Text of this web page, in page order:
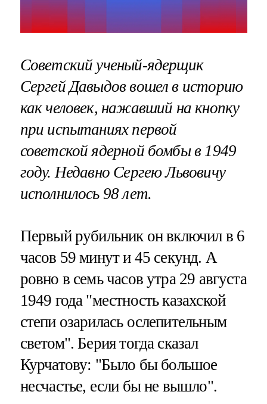
Советский ученый-ядерщик
Сергей Давыдов вошел в историю
как человек, нажавший на кнопку
при испытаниях первой
советской ядерной бомбы в 1949
году. Недавно Сергею Львовичу
исполнилось 98 лет.
Первый рубильник он включил в 6
часов 59 минут и 45 секунд. А
ровно в семь часов утра 29 августа
1949 года "местность казахской
степи озарилась ослепительным
светом". Берия тогда сказал
Курчатову: "Было бы большое
несчастье, если бы не вышло".